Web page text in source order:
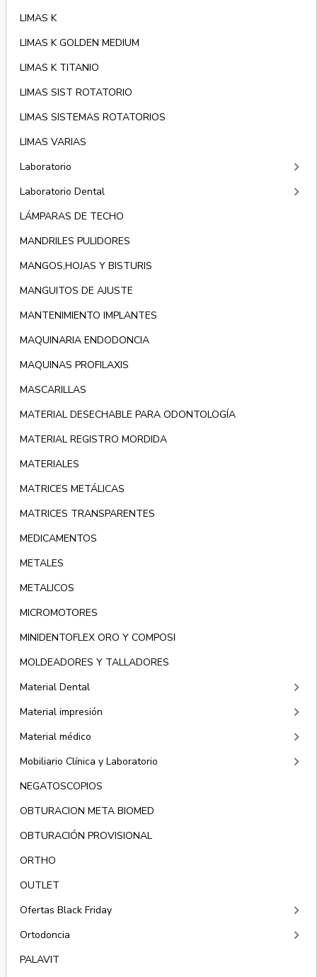
LIMAS K
LIMAS K GOLDEN MEDIUM
LIMAS K TITANIO
LIMAS SIST ROTATORIO
LIMAS SISTEMAS ROTATORIOS
LIMAS VARIAS
Laboratorio
keyboard_arrow_right
Laboratorio Dental keyboard_arrow_right
LÁMPARAS DE TECHO
MANDRILES PULIDORES
MANGOS,HOJAS Y BISTURIS
MANGUITOS DE AJUSTE
MANTENIMIENTO IMPLANTES
MAQUINARIA ENDODONCIA
MAQUINAS PROFILAXIS
MASCARILLAS
MATERIAL DESECHABLE PARA ODONTOLOGÍA
MATERIAL REGISTRO MORDIDA
MATERIALES
MATRICES METÁLICAS
MATRICES TRANSPARENTES
MEDICAMENTOS
METALES
METALICOS
MICROMOTORES
MINIDENTOFLEX ORO Y COMPOSI
MOLDEADORES Y TALLADORES
Material Dental
keyboard_arrow_right
Material impresión keyboard_arrow_right
Material médico keyboard_arrow_right
Mobiliario Clínica y Laboratorio keyboard_arrow_right
NEGATOSCOPIOS
OBTURACION META BIOMED
OBTURACIÓN PROVISIONAL
ORTHO
OUTLET
Ofertas Black Friday
keyboard_arrow_right
Ortodoncia keyboard_arrow_right
PALAVIT